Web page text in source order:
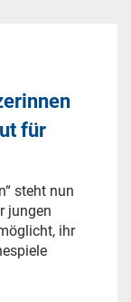
für
steht nun
jungen
ihr